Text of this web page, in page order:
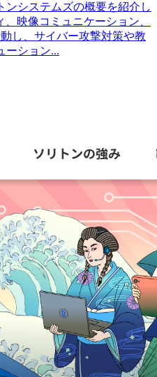
ンシステムズの概要を紹介し
映像コミュニケーション、
し、サイバー攻撃対策や教
ーション...